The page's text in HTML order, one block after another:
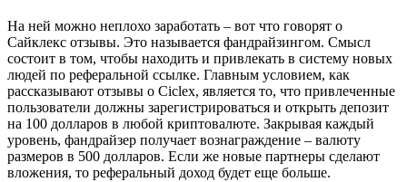
На ней можно неплохо заработать – вот что говорят о
Сайклекс отзывы. Это называется фандрайзингом. Смысл
состоит в том, чтобы находить и привлекать в систему новых
людей по реферальной ссылке. Главным условием, как
рассказывают отзывы о Ciclex, является то, что привлеченные
пользователи должны зарегистрироваться и открыть депозит
на 100 долларов в любой криптовалюте. Закрывая каждый
уровень, фандрайзер получает вознаграждение – валюту
размеров в 500 долларов. Если же новые партнеры сделают
вложения, то реферальный доход будет еще больше.